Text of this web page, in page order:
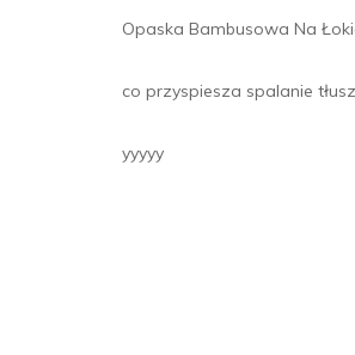
Opaska Bambusowa Na
co przyspiesza spalanie
yyyyy